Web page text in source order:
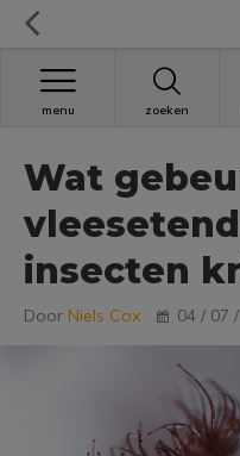
zoeken
menu
Wat
insecten
Door Niels Cox 04 / 07